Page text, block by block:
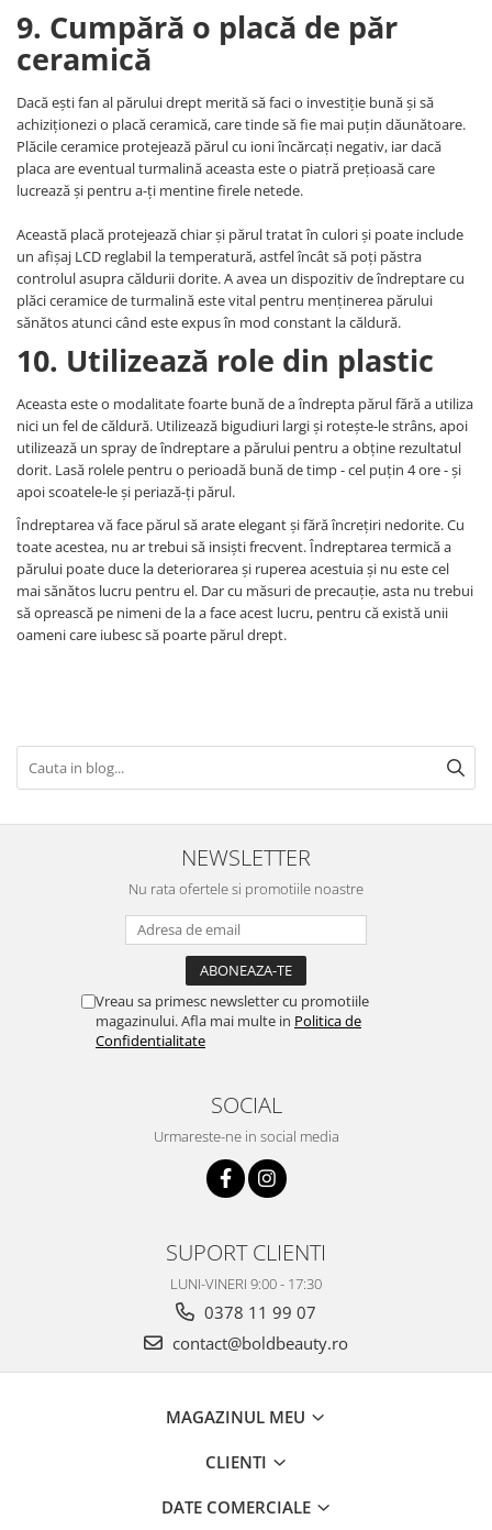
9. Cumpără o placă de păr
ceramică
Dacă ești fan al părului drept merită să faci o investiție bună și să
achiziționezi o placă ceramică, care tinde să fie mai puțin dăunătoare.
Plăcile ceramice protejează părul cu ioni încărcați negativ, iar dacă
placa are eventual turmalină aceasta este o piatră prețioasă care
lucrează și pentru a-ți mentine firele netede.
Această placă protejează chiar și părul tratat în culori și poate include
un afișaj LCD reglabil la temperatură, astfel încât să poți păstra
controlul asupra căldurii dorite. A avea un dispozitiv de îndreptare cu
plăci ceramice de turmalină este vital pentru menținerea părului
sănătos atunci când este expus în mod constant la căldură.
10. Utilizează role din plastic
Aceasta este o modalitate foarte bună de a îndrepta părul fără a utiliza
nici un fel de căldură. Utilizează bigudiuri largi și rotește-le strâns, apoi
utilizează un spray de îndreptare a părului pentru a obține rezultatul
dorit. Lasă rolele pentru o perioadă bună de timp - cel puțin 4 ore - și
apoi scoatele-le și periază-ți părul.
Îndreptarea vă face părul să arate elegant și fără încrețiri nedorite. Cu
toate acestea, nu ar trebui să insiști frecvent. Îndreptarea termică a
părului poate duce la deteriorarea și ruperea acestuia și nu este cel
mai sănătos lucru pentru el. Dar cu măsuri de precauție, asta nu trebui
să oprească pe nimeni de la a face acest lucru, pentru că există unii
oameni care iubesc să poarte părul drept.
NEWSLETTER
Nu rata ofertele si promotiile noastre
Vreau sa primesc newsletter cu promotiile
magazinului. Afla mai multe in Politica de
Confidentialitate
SOCIAL
Urmareste-ne in social media
SUPORT CLIENTI
LUNI-VINERI 9:00 - 17:30
0378 11 99 07
contact@boldbeauty.ro
MAGAZINUL MEU
CLIENTI
DATE COMERCIALE